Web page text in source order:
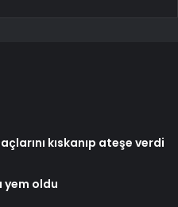
kıskanıp ateşe verdi
yem oldu